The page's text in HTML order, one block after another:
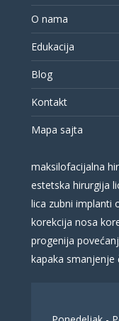
O nama
Edukacija
Blog
Kontakt
Mapa sajta
maksilofacijalna
estetska hirurgija
lica zubni implanti
korekcija nosa
progenija
kapaka smanjenje